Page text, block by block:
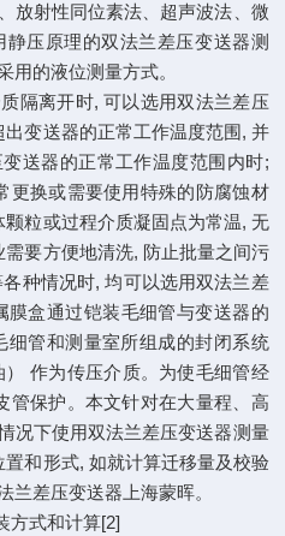
放射性同位素法、超声波法、微
压原理的双法兰差压变送器测
用的液位测量方式。
隔离开时, 可以选用双法兰差压
变送器的正常工作温度范围, 并
送器的正常工作温度范围内时;
更换或需要使用特殊的防腐蚀材
粒或过程介质凝固点为常温, 无
要方便地清洗, 防止批量之间污
种情况时, 均可以选用双法兰差
膜盒通过铠装毛细管与变送器的
管和测量室所组成的封闭系统
作为传压介质。为使毛细管经
管保护。本文针对在大量程、高
况下使用双法兰差压变送器测量
和形式, 如就计算迁移量及校验
兰差压变送器上海蒙晖。
方式和计算[2]